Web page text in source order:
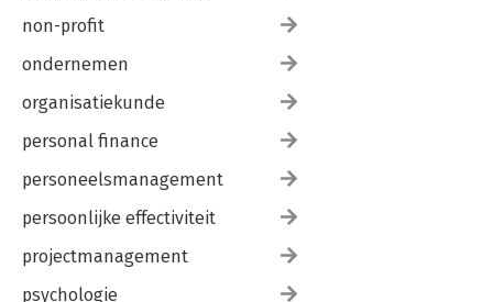
non-profit
ondernemen
organisatiekunde
personal finance
personeelsmanagement
persoonlijke effectiviteit
projectmanagement
psychologie